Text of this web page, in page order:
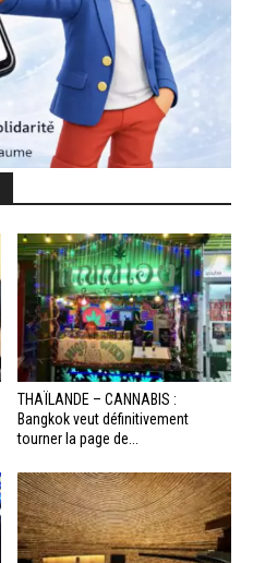
THAÏLANDE – CANNABIS :
Bangkok veut définitivement
tourner la page de...